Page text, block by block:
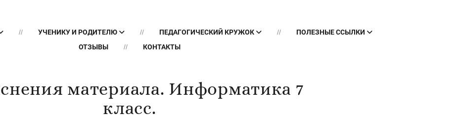
УЧЕНИКУ И РОДИТЕЛЮ ПЕДАГОГИЧЕСКИЙ КРУЖОК
ПОЛЕЗНЫЕ ССЫЛКИ
ОТЗЫВЫ
КОНТАКТЫ
материала. Информатика 7
класс.